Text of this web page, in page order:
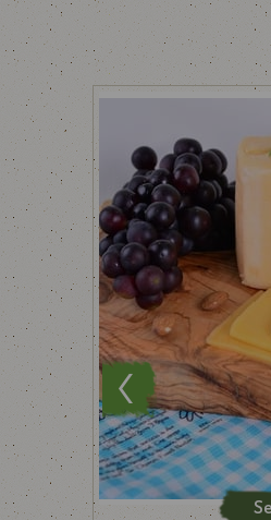
Her ne kadar gerekli
numaramızdan
Bizi tercih ettiğiniz için
%17